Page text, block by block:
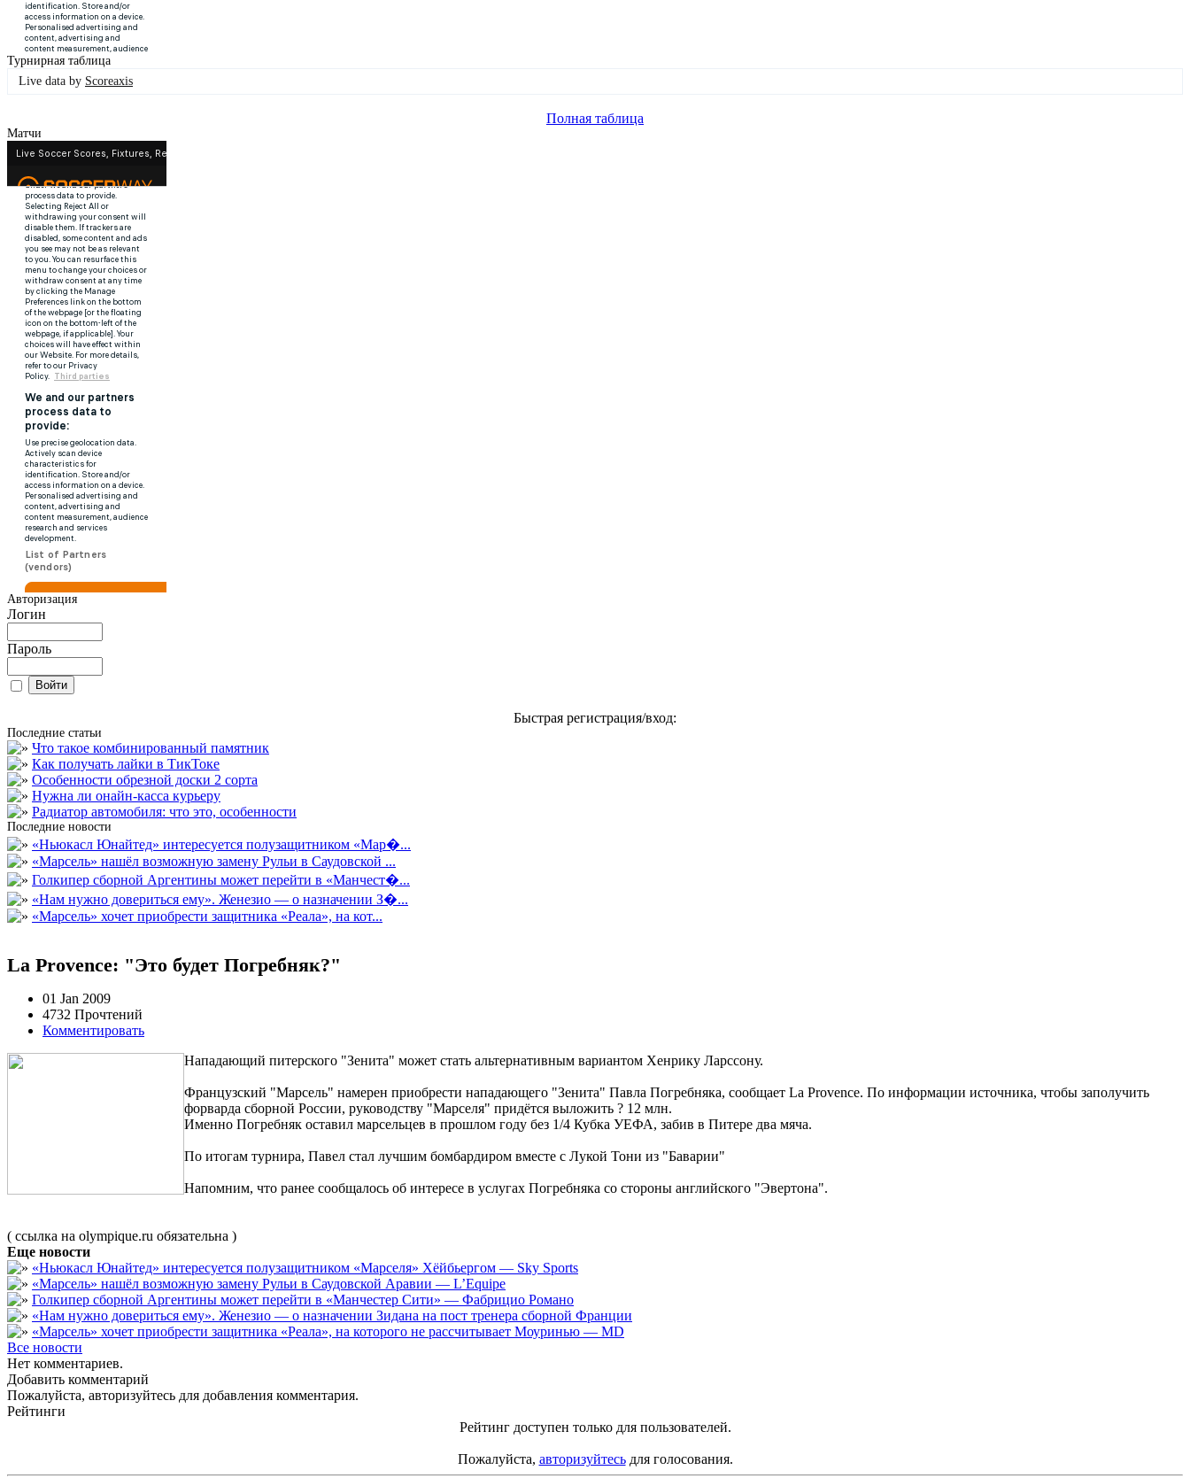
Турнирная таблица
Live data by Scoreaxis
Полная таблица
Матчи
Авторизация
Логин
Пароль
Быстрая регистрация/вход:
Последние статьи
Что такое комбинированный памятник
Как получать лайки в ТикТоке
Особенности обрезной доски 2 сорта
Нужна ли онайн-касса курьеру
Радиатор автомобиля: что это, особенности
Последние новости
«Ньюкасл Юнайтед» интересуется полузащитником «Мар�...
«Марсель» нашёл возможную замену Рульи в Саудовской ...
Голкипер сборной Аргентины может перейти в «Манчест�...
«Нам нужно довериться ему». Женезио — о назначении З�...
«Марсель» хочет приобрести защитника «Реала», на кот...
La Provence: "Это будет Погребняк?"
01 Jan 2009
4732 Прочтений
Комментировать
Нападающий питерского "Зенита" может стать альтернативным вариантом Хенрику Ларссону.
Французский "Марсель" намерен приобрести нападающего "Зенита" Павла Погребняка, сообщает La Provence. По информации источника, чтобы заполучить
форварда сборной России, руководству "Марселя" придётся выложить ? 12 млн.
Именно Погребняк оставил марсельцев в прошлом году без 1/4 Кубка УЕФА, забив в Питере два мяча.
По итогам турнира, Павел стал лучшим бомбардиром вместе с Лукой Тони из "Баварии"
Напомним, что ранее сообщалось об интересе в услугах Погребняка со стороны английского "Эвертона".
( ссылка на olympique.ru обязательна )
Еще новости
«Ньюкасл Юнайтед» интересуется полузащитником «Марселя» Хёйбьергом — Sky Sports
«Марсель» нашёл возможную замену Рульи в Саудовской Аравии — L’Equipe
Голкипер сборной Аргентины может перейти в «Манчестер Сити» — Фабрицио Романо
«Нам нужно довериться ему». Женезио — о назначении Зидана на пост тренера сборной Франции
«Марсель» хочет приобрести защитника «Реала», на которого не рассчитывает Моуринью — MD
Все новости
Нет комментариев.
Добавить комментарий
Пожалуйста, авторизуйтесь для добавления комментария.
Рейтинги
Рейтинг доступен только для пользователей.
Пожалуйста, авторизуйтесьдля голосования.